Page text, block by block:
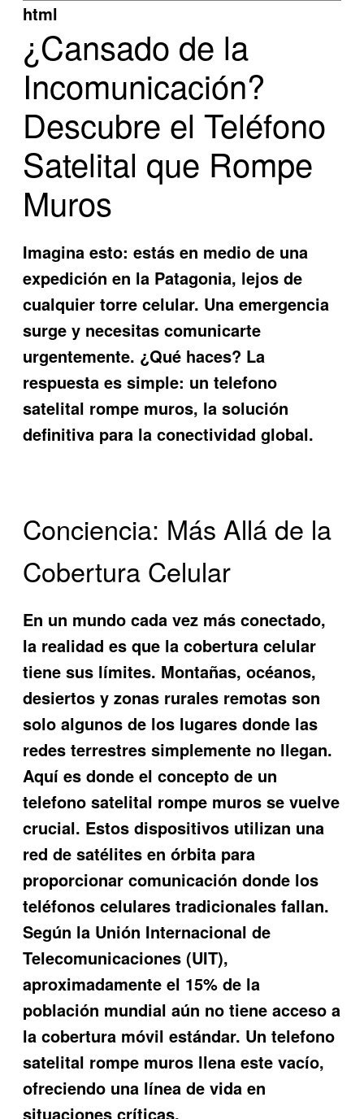
html
¿Cansado de la
Incomunicación?
Descubre el Teléfono
Satelital que Rompe
Muros
Imagina esto: estás en medio de una
expedición en la Patagonia, lejos de
cualquier torre celular. Una emergencia
surge y necesitas comunicarte
urgentemente. ¿Qué haces? La
respuesta es simple: untelefono
satelital rompe muros, la solución
definitiva para la conectividad global.
Conciencia: Más Allá de la
Cobertura Celular
En un mundo cada vez más conectado,
la realidad es que la cobertura celular
tiene sus límites. Montañas, océanos,
desiertos y zonas rurales remotas son
solo algunos de los lugares donde las
redes terrestres simplemente no llegan.
Aquí es donde el concepto de un
telefono satelital rompe muros se vuelve
crucial. Estos dispositivos utilizan una
red de satélites en órbita para
proporcionar comunicación donde los
teléfonos celulares tradicionales fallan.
Según la Unión Internacional de
Telecomunicaciones (UIT),
aproximadamente el 15% de la
población mundial aún no tiene acceso a
la cobertura móvil estándar. Untelefono
satelital rompe muros llena este vacío,
ofreciendo una línea de vida en
situaciones críticas.